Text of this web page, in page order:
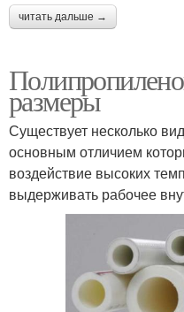
читать дальше →
размеры
Существует несколько
основным отличием
воздействие высоких
выдерживать рабочее